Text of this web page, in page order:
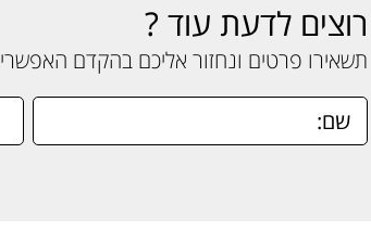
רוצים לדעת עוד ?
תשאירו פרטים ונחזור אליכם בהקדם האפשרי